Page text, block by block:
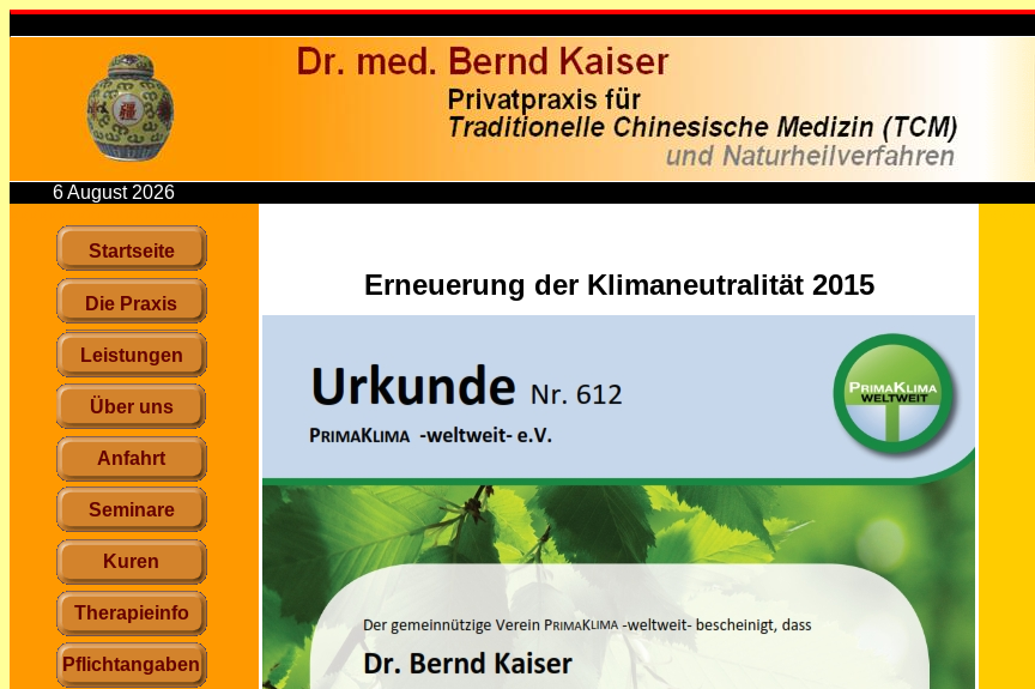
6 August 2026
Startseite
Die Praxis
Leistungen
Über uns
Anfahrt
Seminare
Kuren
Therapieinfo
Pflichtangaben
Erneuerung der Klimaneutralität 2015